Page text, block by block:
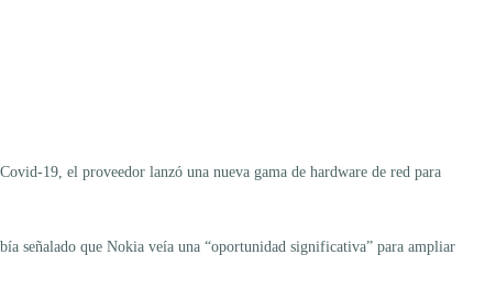
19, el proveedor lanzó una nueva gama de hardware de red para
señalado que Nokia veía una “oportunidad significativa” para ampliar